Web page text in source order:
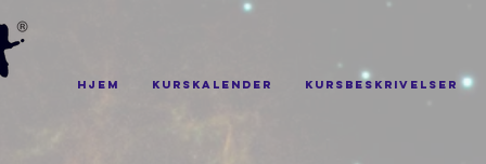
Hjem Kurskalender Kursbeskrivelser